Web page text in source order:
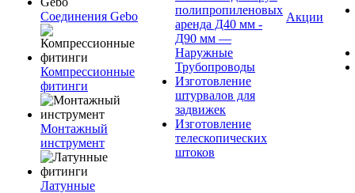
Соединения Gebo
Компрессионные
фитинги
Монтажный
инструмент
Латунные
полипропиленовых
аренда Д40 мм -
Д90 мм —
Наружные
Трубопроводы
Изготовление
штурвалов для
задвижек
Изготовление
телескопических
штоков
Акции